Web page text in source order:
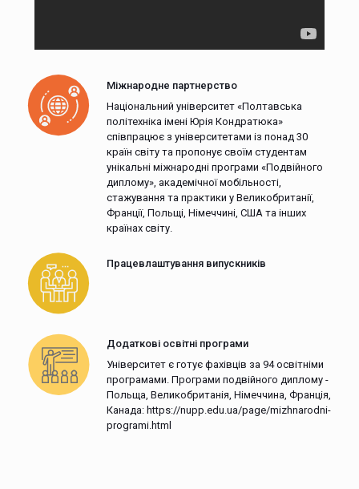
Міжнародне партнерство
Національний університет «Полтавська
політехніка імені Юрія Кондратюка»
співпрацює з університетами із понад 30
країн світу та пропонує своїм студентам
унікальні міжнародні програми «Подвійного
диплому», академічної мобільності,
стажування та практики у Великобританії,
Франції, Польщі, Німеччині, США та інших
країнах світу.
Працевлаштування випускників
Додаткові освітні програми
Університет є готує фахівців за 94 освітніми
програмами. Програми подвійного диплому -
Польща, Великобританія, Німеччина, Франція,
Канада: https://nupp.edu.ua/page/mizhnarodni-
programi.html